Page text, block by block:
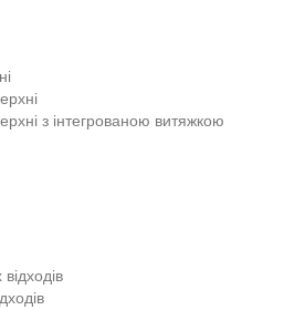
з інтегрованою витяжкою